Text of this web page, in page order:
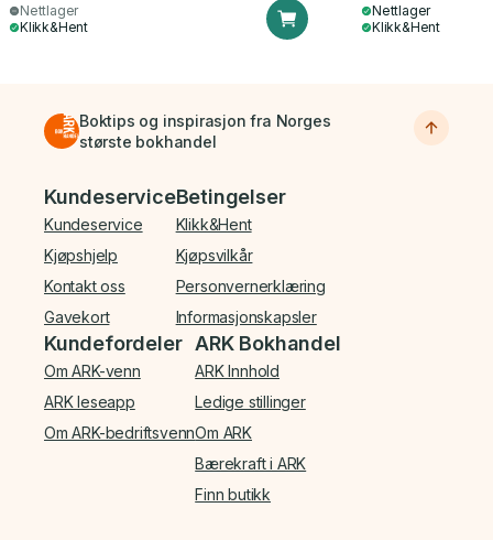
Nettlager
Klikk&Hent
Nettlager
Klikk&Hent
Boktips og inspirasjon fra Norges
største bokhandel
Bunnmeny
Kundeservice
Kundeservice
Kjøpshjelp
Kontakt oss
Gavekort
Betingelser
Klikk&Hent
Kjøpsvilkår
Personvernerklæring
Informasjonskapsler
Kundefordeler
Om ARK-venn
ARK leseapp
Om ARK-bedriftsvenn
ARK Bokhandel
ARK Innhold
Ledige stillinger
Om ARK
Bærekraft i ARK
Finn butikk